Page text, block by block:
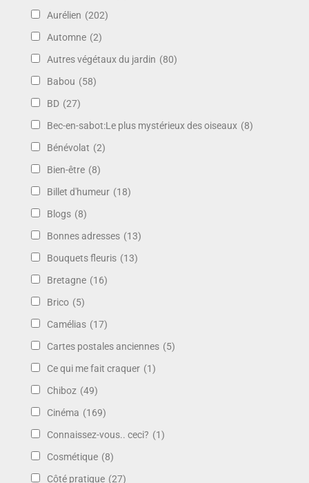
Aurélien (202)
Automne (2)
Autres végétaux du jardin (80)
Babou (58)
BD (27)
Bec-en-sabot:Le plus mystérieux des oiseaux (8)
Bénévolat (2)
Bien-être (8)
Billet d'humeur (18)
Blogs (8)
Bonnes adresses (13)
Bouquets fleuris (13)
Bretagne (16)
Brico (5)
Camélias (17)
Cartes postales anciennes (5)
Ce qui me fait craquer (1)
Chiboz (49)
Cinéma (169)
Connaissez-vous.. ceci? (1)
Cosmétique (8)
Côté pratique (27)